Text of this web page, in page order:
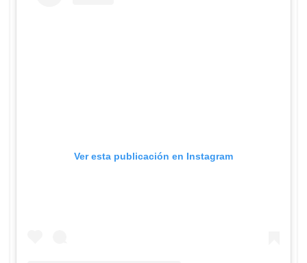
Ver esta publicación en Instagram